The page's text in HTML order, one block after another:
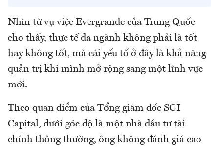
Nhìn từ vụ việc Evergrande của Trung Quốc
cho thấy, thực tế đa ngành không phải là tốt
hay không tốt, mà cái yếu tố ở đây là khả năng
quản trị khi mình mở rộng sang một lĩnh vực
mới.
Theo quan điểm của Tổng giám đốc SGI
Capital, dưới góc độ là một nhà đầu tư tài
chính thông thường, ông không đánh giá cao